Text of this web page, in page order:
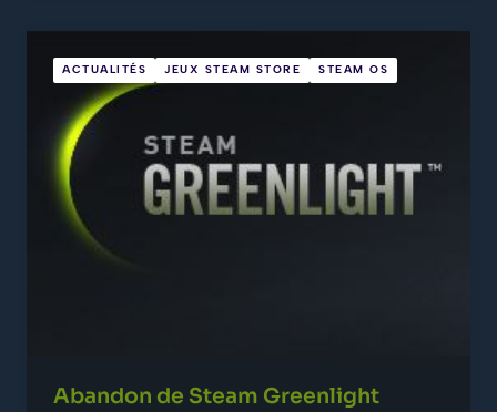
ACTUALITÉS JEUX STEAM STORE STEAM OS
Abandon de Steam Greenlight